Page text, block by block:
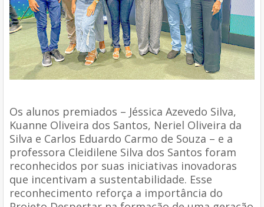
Os alunos premiados – Jéssica Azevedo Silva,
Kuanne Oliveira dos Santos, Neriel Oliveira da
Silva e Carlos Eduardo Carmo de Souza – e a
professora Cleidilene Silva dos Santos foram
reconhecidos por suas iniciativas inovadoras
que incentivam a sustentabilidade. Esse
reconhecimento reforça a importância do